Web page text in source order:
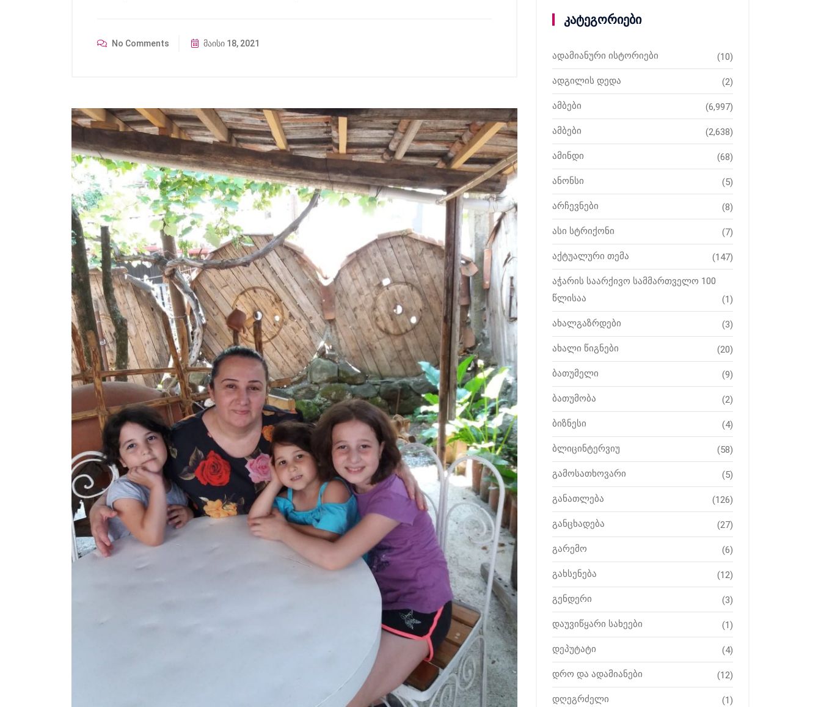
No Comments მაისი 18, 2021
კატეგორიები
ადამიანური ისტორიები (10)
ადგილის დედა (2)
ამბები (6,997)
ამბები (2,638)
ამინდი (68)
ანონსი (5)
არჩევნები (8)
ასი სტრიქონი (7)
აქტუალური თემა (147)
აჭარის საარქივო სამმართველო 100
წლისაა
(1)
ახალგაზრდები (3)
ახალი წიგნები (20)
ბათუმელი (9)
ბათუმობა (2)
ბიზნესი (4)
ბლიცინტერვიუ (58)
გამოსათხოვარი (5)
განათლება (126)
განცხადება (27)
გარემო (6)
გახსენება (12)
გენდერი (3)
დაუვიწყარი სახეები (1)
დეპუტატი (4)
დრო და ადამიანები (12)
დღეგრძელი (1)